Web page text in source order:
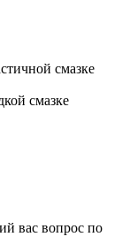
смазке
смазке
вас вопрос по